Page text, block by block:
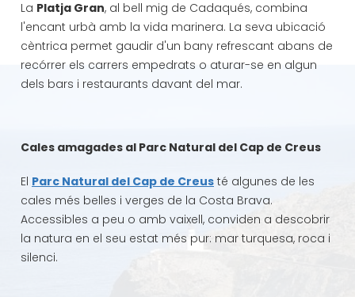
La Platja Gran, al bell mig de Cadaqués, combina
l'encant urbà amb la vida marinera. La seva ubicació
cèntrica permet gaudir d'un bany refrescant abans de
recórrer els carrers empedrats o aturar-se en algun
dels bars i restaurants davant del mar.
Cales amagades al Parc Natural del Cap de Creus
El Parc Natural del Cap de Creus té algunes de les
cales més belles i verges de la Costa Brava.
Accessibles a peu o amb vaixell, conviden a descobrir
la natura en el seu estat més pur: mar turquesa, roca i
silenci.